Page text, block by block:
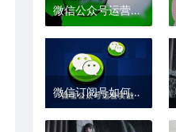
微信公众号运营超级有用的五个技巧
微信订阅号如何转为服务号